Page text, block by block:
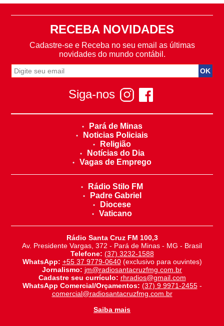
RECEBA NOVIDADES
Cadastre-se e Receba no seu email as últimas
novidades do mundo contábil.
Siga-nos
Pará de Minas
Noticias Policiais
Religião
Notícias do Dia
Vagas de Emprego
Rádio Stilo FM
Padre Gabriel
Diocese
Vaticano
Rádio Santa Cruz FM 100,3
Av. Presidente Vargas, 372 - Pará de Minas - MG - Brasil
Telefone: (37) 3232-1588
WhatsApp: +55 37 9779-0640(exclusivo para ouvintes)
Jornalismo: jm@radiosantacruzfmg.com.br
Cadastre seu currículo: rhradios@gmail.com
WhatsApp Comercial/Orçamentos: (37) 9 9971-2455-
comercial@radiosantacruzfmg.com.br
Saiba mais